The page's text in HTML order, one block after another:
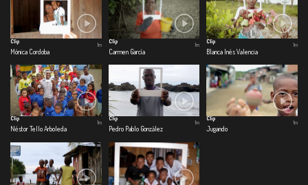
Clip
Mónica Cordoba
1m
Clip
Carmen García
1m
Clip
Blanca Inés Valencia
1m
Clip
Néstor Tello Arboleda
1m
Clip
Pedro Pablo González
1m
Clip
Jugando
1m